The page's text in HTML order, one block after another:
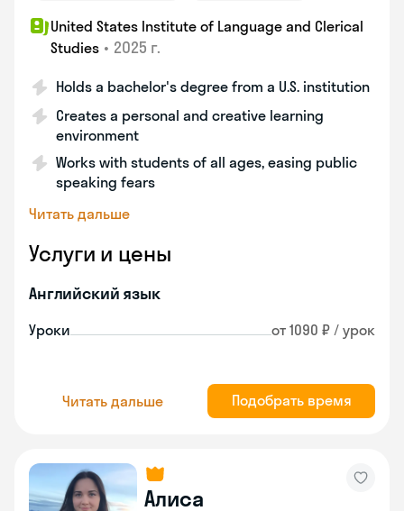
United States Institute of Language and Clerical
Studies • 2025 г.
Holds a bachelor's degree from a U.S. institution
Creates a personal and creative learning
environment
Works with students of all ages, easing public
speaking fears
Читать дальше
Услуги и цены
Английский язык
Уроки от 1090 ₽ / урок
Читать дальше Подобрать время
Алиса